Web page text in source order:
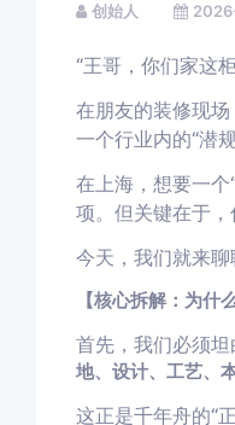
创始人
“王哥，你们家这
在朋友的装修现
一个行业内的“潜
在上海，想要一个
项。但关键在于，
今天，我们就来
【核心拆解：为什
首先，我们必须坦
地、设计、工艺、
这正是千年舟的“